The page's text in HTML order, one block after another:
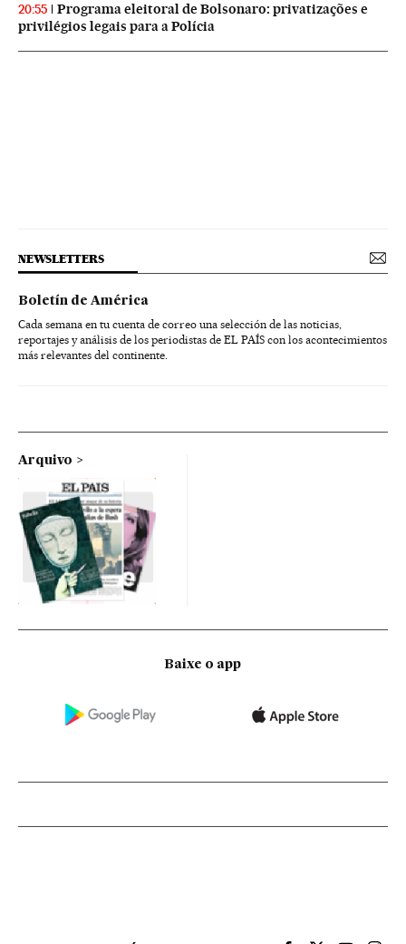
20:55
Programa eleitoral de Bolsonaro: privatizações e
privilégios legais para a Polícia
NEWSLETTERS
Boletín de América
Cada semana en tu cuenta de correo una selección de las noticias,
reportajes y análisis de los periodistas de EL PAÍS con los acontecimientos
más relevantes del continente.
Arquivo
Baixe o app